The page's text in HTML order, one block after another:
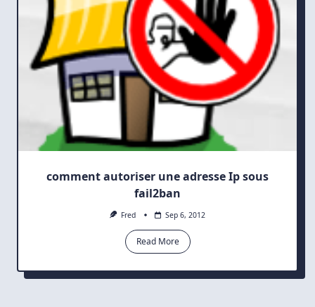
comment autoriser une adresse Ip sous
fail2ban
Fred Sep 6, 2012
Read More